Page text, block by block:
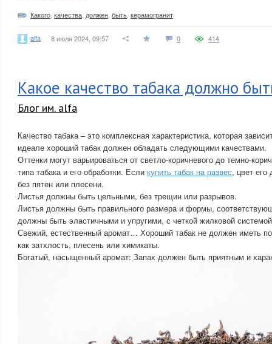
Какого качества должен быть керамогранит
alfa 8 июля 2024, 09:57 0 414
Какое качество табака должно
Блог им. alfa
Качество табака – это комплексная характеристика, которая
идеале хороший табак должен обладать следующими качествами.
Оттенки могут варьироваться от светло-коричневого до темно-
типа табака и его обработки. Если купить табак на развес, цвет
без пятен или плесени.
Листья должны быть цельными, без трещин или разрывов.
Листья должны быть правильного размера и формы,
должны быть эластичными и упругими, с четкой жилковой
Свежий, естественный аромат… Хороший табак не должен иметь
как затхлость, плесень или химикаты.
Богатый, насыщенный аромат: Запах должен быть приятным и